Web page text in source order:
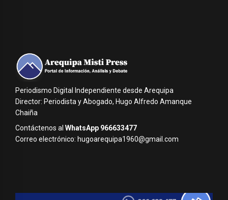
Periodismo Digital Independiente desde Arequipa
Director: Periodista y Abogado, Hugo Alfredo Amanque
Chaiña
Contáctenos al WhatsApp 966633477
Correo electrónico: hugoarequipa1960@gmail.com